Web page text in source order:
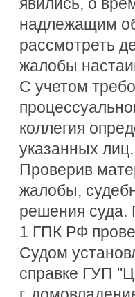
надлежащим
рассмотреть
жалобы
С учетом
коллегия
указанных лиц.
Проверив
жалобы,
решения суда.
1 ГПК РФ
Судом
справке ГУП